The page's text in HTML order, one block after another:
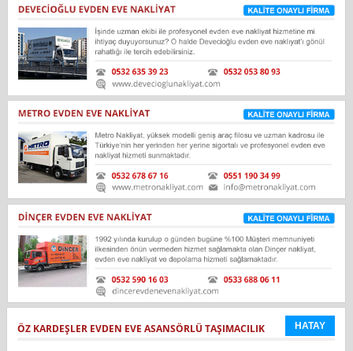
ÖZ KARDEŞLER EVDEN EVE ASANSÖRLÜ TAŞIMACILIK HATAY